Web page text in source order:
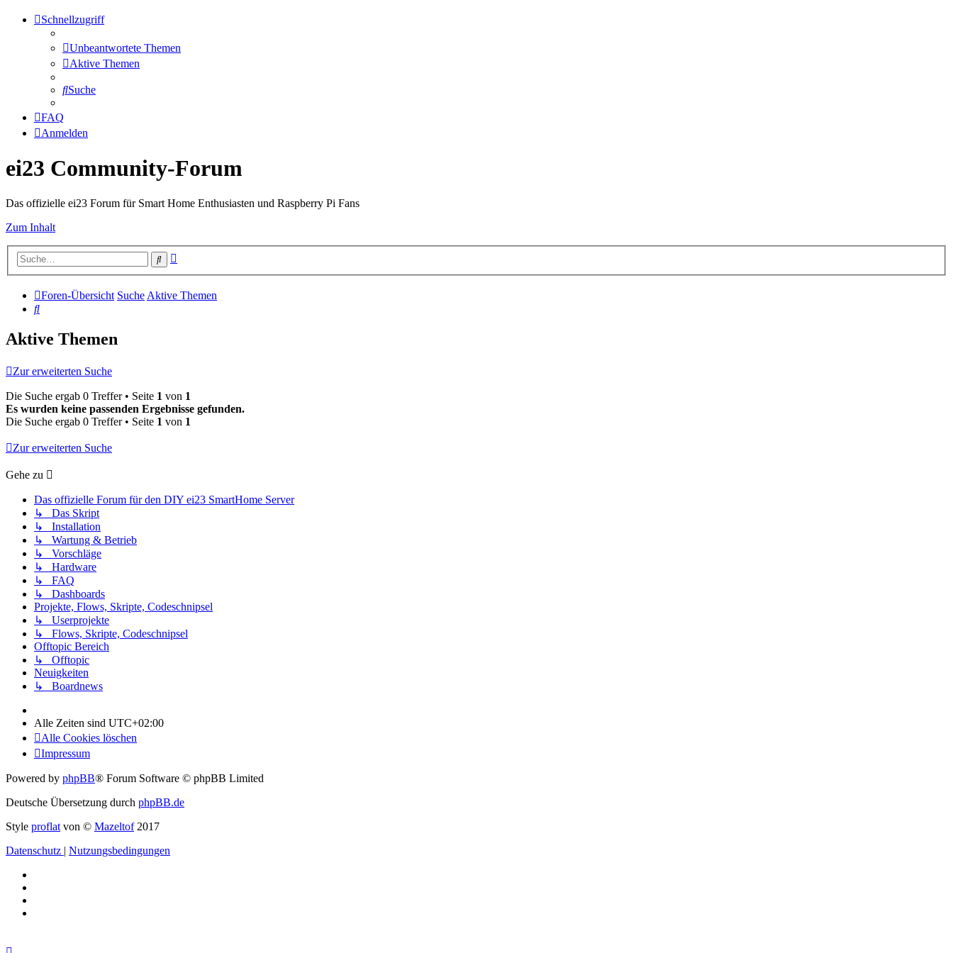
Schnellzugriff
Unbeantwortete Themen
Aktive Themen
Suche
FAQ
Anmelden
ei23 Community-Forum
Das offizielle ei23 Forum für Smart Home Enthusiasten und Raspberry Pi Fans
Zum Inhalt
Suche
Foren-Übersicht SucheAktive Themen
Suche
Aktive Themen
Zur erweiterten Suche
Die Suche ergab 0 Treffer • Seite 1 von 1
Es wurden keine passenden Ergebnisse gefunden.
Die Suche ergab 0 Treffer • Seite 1 von 1
Zur erweiterten Suche
Gehe zu
Das offizielle Forum für den DIY ei23 SmartHome Server
↳ Das Skript
↳ Installation
↳ Wartung & Betrieb
↳ Vorschläge
↳ Hardware
↳ FAQ
↳ Dashboards
Projekte, Flows, Skripte, Codeschnipsel
↳ Userprojekte
↳ Flows, Skripte, Codeschnipsel
Offtopic Bereich
↳ Offtopic
Neuigkeiten
↳ Boardnews
Alle Zeiten sind UTC+02:00
Alle Cookies löschen
Impressum
Powered by phpBB® Forum Software © phpBB Limited
Deutsche Übersetzung durch phpBB.de
Style proflat von © Mazeltof2017
Datenschutz | Nutzungsbedingungen